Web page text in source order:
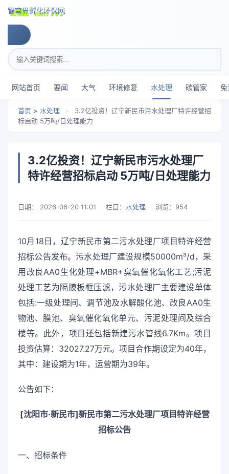
智穹界孵化环保网
搜索关键词
网站首页 要闻 大气 环境修复 水处理 碳管家 免
首页 > 水处理 >
3.2亿投资！辽宁新民市污水处理厂特许经营招
标启动 5万吨/日处理能力
3.2亿投资！辽宁新民市污水处理厂
特许经营招标启动 5万吨/日处理能力
日期： 2026-06-20 11:01 栏目： 水处理 浏览： 954
10月18日，辽宁新民市第二污水处理厂项目特许经营
招标公告发布。污水处理厂建设规模50000m³/d，采
用改良AA0生化处理+MBR+臭氧催化氧化工艺;污泥
处理工艺为隔膜板框压滤，污水处理厂主要建设单体
包括:一级处理间、调节池及水解酸化池、改良AA0生
物池、膜池、臭氧催化氧化单元、污泥处理间及综合
楼等。此外，项目还包括新建污水管线6.7Km。项目
投资估算：32027.27万元。项目合作期设定为40年，
其中：建设期为1年，运营期为39年。
公告如下：
[沈阳市·新民市]新民市第二污水处理厂项目特许经营
招标公告
一、招标条件